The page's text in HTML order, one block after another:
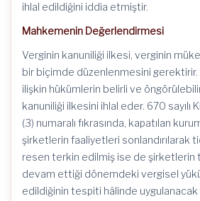
ihlal edildiğini iddia etmiştir.
Mahkemenin Değerlendirmesi
Verginin kanuniliği ilkesi, verginin
bir biçimde düzenlenmesini
ilişkin hükümlerin belirli ve
kanuniliği ilkesini ihlal eder. 670 sayılı
(3) numaralı fıkrasında, kapatılan
şirketlerin faaliyetleri sonlandırılarak
resen terkin edilmiş ise de şirketlerin
devam ettiği dönemdeki vergisel
edildiğinin tespiti hâlinde uygulanacak